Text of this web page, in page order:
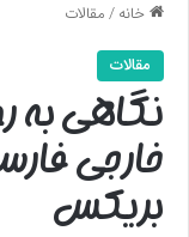
خانه/مقالات
مقالات
نگاهی به
خارجی
بریکس